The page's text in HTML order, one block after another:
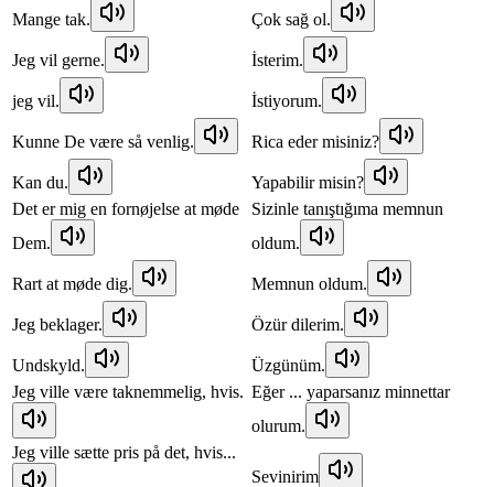
Mange tak. Çok sağ ol.
Jeg vil gerne. İsterim.
jeg vil. İstiyorum.
Kunne De være så venlig. Rica eder misiniz?
Kan du.
Yapabilir misin?
Det er mig en fornøjelse at møde
Dem.
Sizinle tanıştığıma memnun
oldum.
Rart at møde dig. Memnun oldum.
Jeg beklager. Özür dilerim.
Undskyld.
Üzgünüm.
Jeg ville være taknemmelig, hvis. Eğer ... yaparsanız minnettar
olurum.
Jeg ville sætte pris på det, hvis...
Sevinirim